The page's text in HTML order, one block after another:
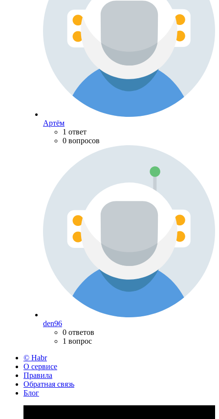
Артём
1 ответ
0 вопросов
den96
0 ответов
1 вопрос
© Habr
О сервисе
Правила
Обратная связь
Блог